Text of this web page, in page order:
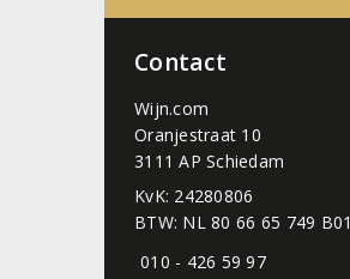
Contact
Wijn.com
Oranjestraat 10
3111 AP Schiedam
KvK: 24280806
BTW: NL 80 66 65 749 B01
010 - 426 59 97